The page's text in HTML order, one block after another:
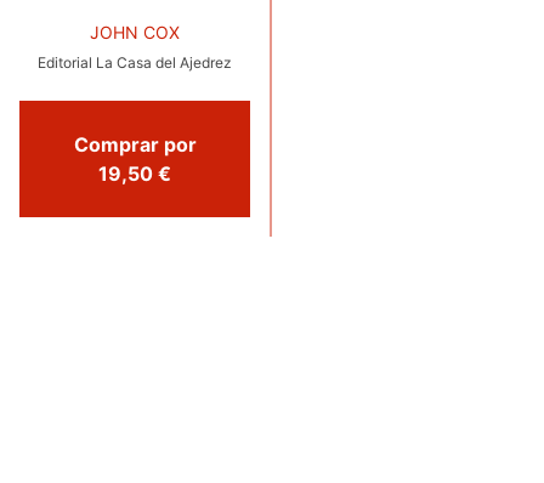
JOHN COX
Editorial La Casa del Ajedrez
Comprar por
19,50 €